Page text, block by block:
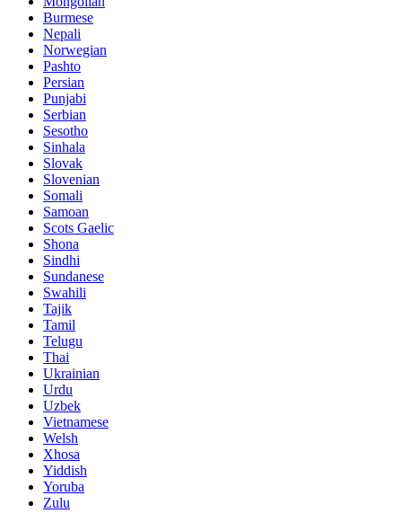
Burmese
Nepali
Norwegian
Pashto
Persian
Punjabi
Serbian
Sesotho
Sinhala
Slovak
Slovenian
Somali
Samoan
Scots Gaelic
Shona
Sindhi
Sundanese
Swahili
Tajik
Tamil
Telugu
Thai
Ukrainian
Urdu
Uzbek
Vietnamese
Welsh
Xhosa
Yiddish
Yoruba
Zulu